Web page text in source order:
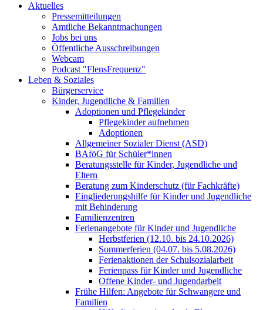
Aktuelles
Pressemitteilungen
Amtliche Bekanntmachungen
Jobs bei uns
Öffentliche Ausschreibungen
Webcam
Podcast "FlensFrequenz"
Leben & Soziales
Bürgerservice
Kinder, Jugendliche & Familien
Adoptionen und Pflegekinder
Pflegekinder aufnehmen
Adoptionen
Allgemeiner Sozialer Dienst (ASD)
BAföG für Schüler*innen
Beratungsstelle für Kinder, Jugendliche und
Eltern
Beratung zum Kinderschutz (für Fachkräfte)
Eingliederungshilfe für Kinder und Jugendliche
mit Behinderung
Familienzentren
Ferienangebote für Kinder und Jugendliche
Herbstferien (12.10. bis 24.10.2026)
Sommerferien (04.07. bis 5.08.2026)
Ferienaktionen der Schulsozialarbeit
Ferienpass für Kinder und Jugendliche
Offene Kinder- und Jugendarbeit
Frühe Hilfen: Angebote für Schwangere und
Familien